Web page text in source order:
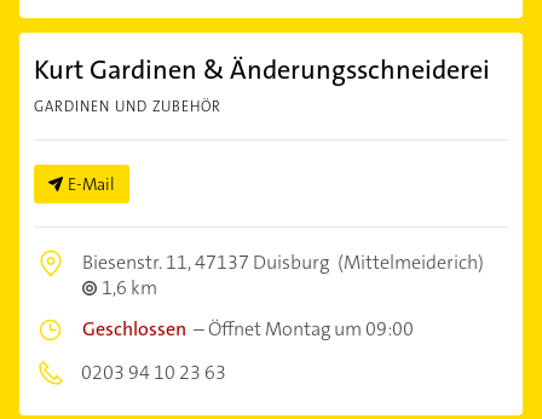
Kurt Gardinen & Änderungsschneiderei
GARDINEN UND ZUBEHÖR
E-Mail
Biesenstr. 11,47137 Duisburg (Mittelmeiderich)
1,6 km
Geschlossen –Öffnet Montag um 09:00
0203 94 10 23 63